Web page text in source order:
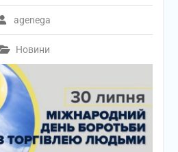
agenega
Новини